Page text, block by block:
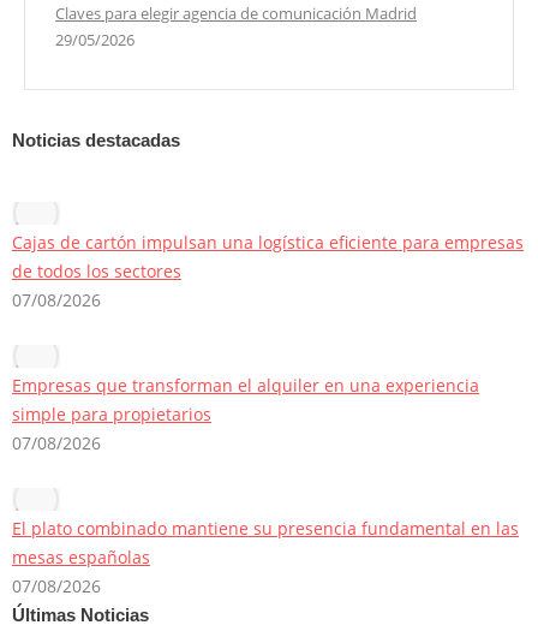
Claves para elegir agencia de comunicación Madrid
29/05/2026
Noticias destacadas
Cajas de cartón impulsan una logística eficiente para empresas
de todos los sectores
07/08/2026
Empresas que transforman el alquiler en una experiencia
simple para propietarios
07/08/2026
El plato combinado mantiene su presencia fundamental en las
mesas españolas
07/08/2026
Últimas Noticias